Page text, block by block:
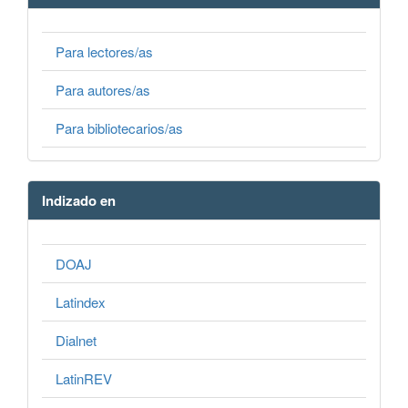
Para lectores/as
Para autores/as
Para bibliotecarios/as
Indizado en
DOAJ
Latindex
Dialnet
LatinREV